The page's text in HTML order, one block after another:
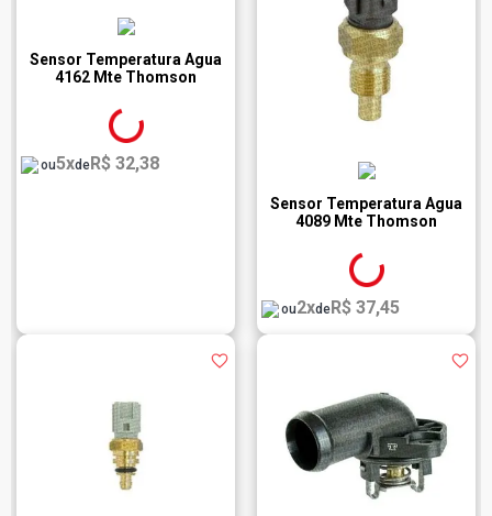
Sensor Temperatura Agua
4162 Mte Thomson
ou5xdeR$ 32,38
Sensor Temperatura Agua
4089 Mte Thomson
ou2xdeR$ 37,45